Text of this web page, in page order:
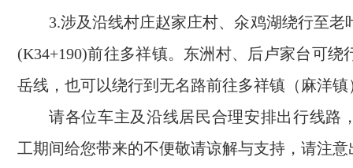
3.涉及沿线村庄赵家庄村、氽鸡湖绕行至老
(K34+190)前往多祥镇。东洲村、后卢家台可绕
岳线，也可以绕行到无名路前往多祥镇（麻洋镇
请各位车主及沿线居民合理安排出行线路
工期间给您带来的不便敬请谅解与支持，请注